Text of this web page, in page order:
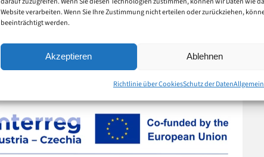
Website verarbeiten. Wenn Sie Ihre Zustimmung nicht erteilen oder zurückziehen,
beeinträchtigt werden.
Akzeptieren Ablehnen
Richtlinie über CookiesSchutz der Daten